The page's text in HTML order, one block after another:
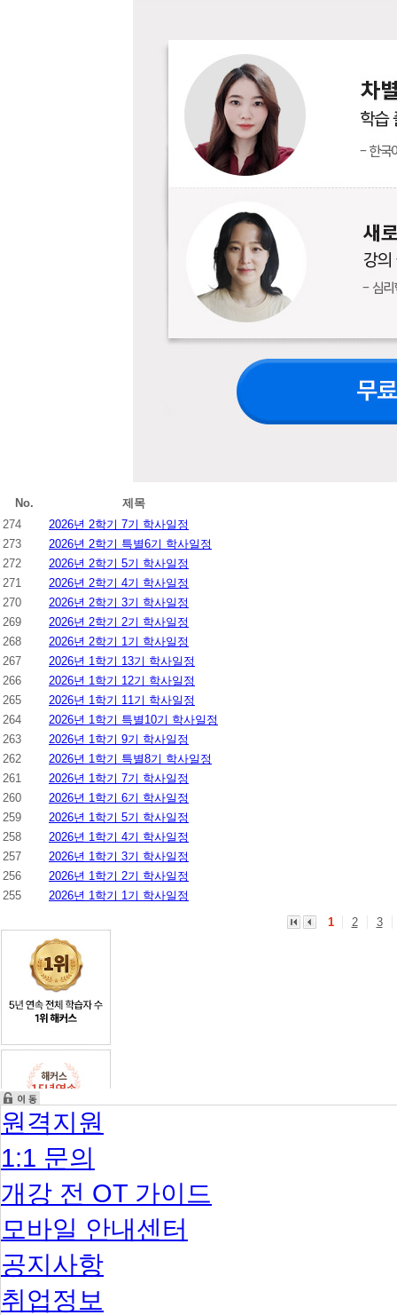
No.
제목
274
2026년 2학기 7기 학사일정
273
2026년 2학기 특별6기 학사일정
272
2026년 2학기 5기 학사일정
271
2026년 2학기 4기 학사일정
270
2026년 2학기 3기 학사일정
269
2026년 2학기 2기 학사일정
268
2026년 2학기 1기 학사일정
267
2026년 1학기 13기 학사일정
266
2026년 1학기 12기 학사일정
265
2026년 1학기 11기 학사일정
264
2026년 1학기 특별10기 학사일정
263
2026년 1학기 9기 학사일정
262
2026년 1학기 특별8기 학사일정
261
2026년 1학기 7기 학사일정
260
2026년 1학기 6기 학사일정
259
2026년 1학기 5기 학사일정
258
2026년 1학기 4기 학사일정
257
2026년 1학기 3기 학사일정
256
2026년 1학기 2기 학사일정
255
2026년 1학기 1기 학사일정
1
2 3
원격지원
1:1 문의
개강 전 OT 가이드
모바일 안내센터
공지사항
취업정보